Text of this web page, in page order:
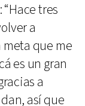
tres
a
que me
es un gran
a
así que